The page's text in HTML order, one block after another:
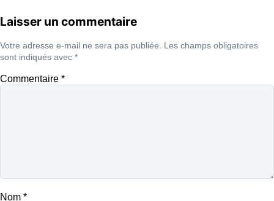
Laisser un commentaire
Votre adresse e-mail ne sera pas publiée.
Les champs obligatoires
sont indiqués avec *
Commentaire *
Nom *